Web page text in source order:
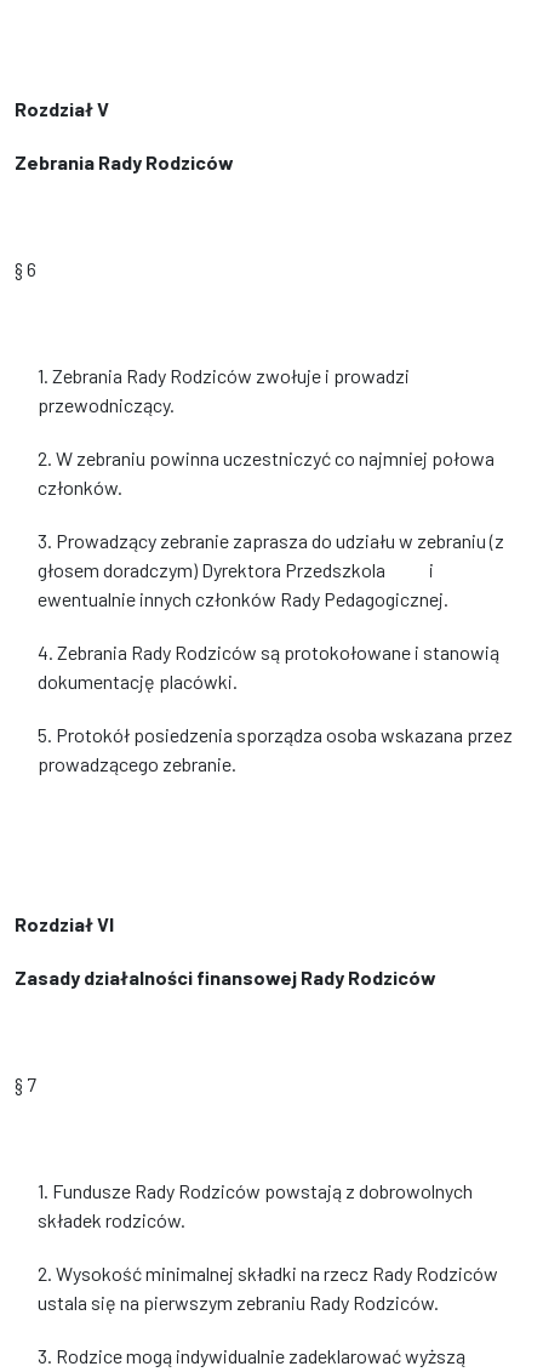
Rozdział V
Zebrania Rady Rodziców
§ 6
1. Zebrania Rady Rodziców zwołuje i prowadzi
przewodniczący.
2. W zebraniu powinna uczestniczyć co najmniej połowa
członków.
3. Prowadzący zebranie zaprasza do udziału w zebraniu (z
głosem doradczym) Dyrektora Przedszkola i
ewentualnie innych członków Rady Pedagogicznej.
4. Zebrania Rady Rodziców są protokołowane i stanowią
dokumentację placówki.
5. Protokół posiedzenia sporządza osoba wskazana przez
prowadzącego zebranie.
Rozdział VI
Zasady działalności finansowej Rady Rodziców
§ 7
1. Fundusze Rady Rodziców powstają z dobrowolnych
składek rodziców.
2. Wysokość minimalnej składki na rzecz Rady Rodziców
ustala się na pierwszym zebraniu Rady Rodziców.
3. Rodzice mogą indywidualnie zadeklarować wyższą